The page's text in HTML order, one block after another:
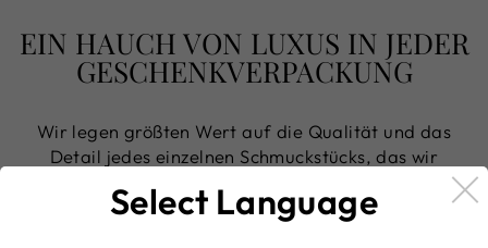
EIN HAUCH VON LUXUS IN JEDER
GESCHENKVERPACKUNG
Wir legen größten Wert auf die Qualität und das
Detail jedes einzelnen Schmuckstücks, das wir
versenden. Mit viel Liebe zum Detail prüfen wir jedes
Stück sorgfältig, bevor es seinen Weg zu Ihnen
Select Language